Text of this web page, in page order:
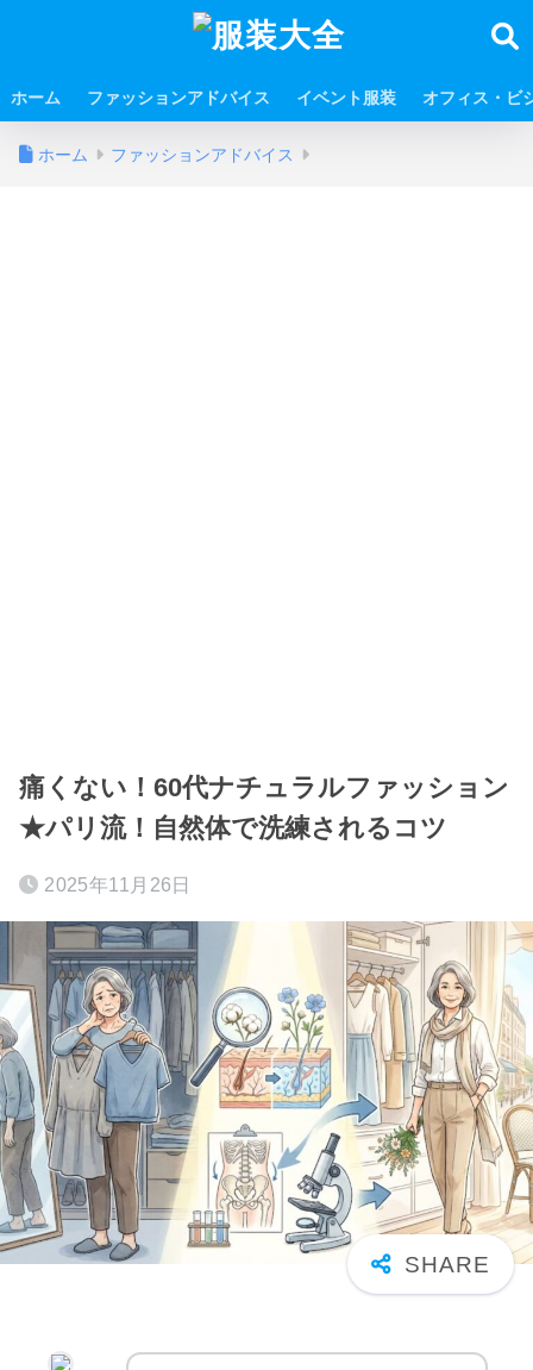
ホーム ファッションアドバイス イベント服装 オフィス・ビ
ホーム ファッションアドバイス
痛くない！60代ナチュラルファッション
★パリ流！自然体で洗練されるコツ
2025年11月26日